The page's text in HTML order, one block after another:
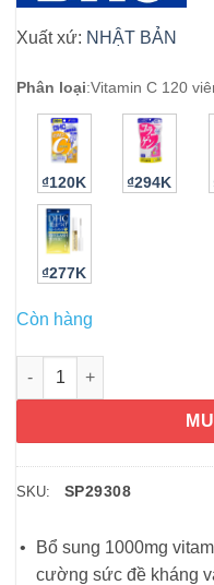
Xuất xứ: NHẬT BẢN
Phân loại:Vitamin C 120
₫120K ₫294K
₫277K
Còn hàng
Viên uống DHC bổ sung
SKU: SP29308
Bổ sung 1000mg
cường sức đề kháng